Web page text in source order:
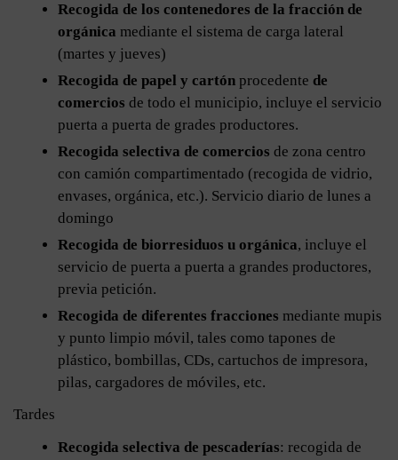
Recogida de los contenedores de la fracción de
orgánica mediante el sistema de carga lateral
(martes y jueves)
Recogida de papel y cartón procedente de
comercios de todo el municipio, incluye el servicio
puerta a puerta de grades productores.
Recogida selectiva de comercios de zona centro
con camión compartimentado (recogida de vidrio,
envases, orgánica, etc.). Servicio diario de lunes a
domingo
Recogida de biorresiduos u orgánica, incluye el
servicio de puerta a puerta a grandes productores,
previa petición.
Recogida de diferentes fracciones mediante mupis
y punto limpio móvil, tales como tapones de
plástico, bombillas, CDs, cartuchos de impresora,
pilas, cargadores de móviles, etc.
Tardes
Recogida selectiva de pescaderías: recogida de